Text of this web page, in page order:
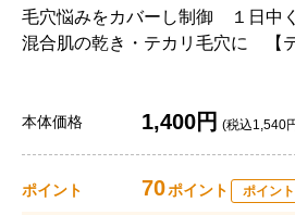
毛穴悩みをカバーし制御 １日中
混合肌の乾き・テカリ毛穴に 【
本体価格 1,400円 (税込1,540
ポイント 70ポイント ポイン